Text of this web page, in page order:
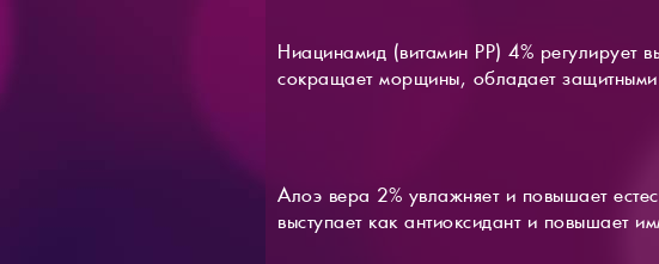
Ниацинамид (витамин PP) 4% регулирует
сокращает морщины, обладает защитными
Алоэ вера 2% увлажняет и повышает
выступает как антиоксидант и повышает